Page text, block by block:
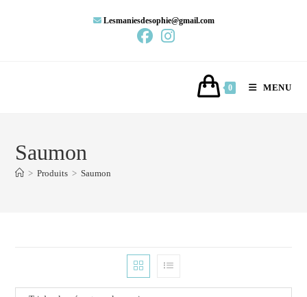
Lesmaniesdesophie@gmail.com
0 MENU
Saumon
> Produits > Saumon